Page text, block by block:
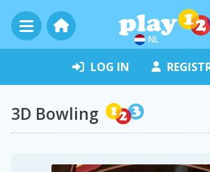
NL
LOG IN
3D Bowling